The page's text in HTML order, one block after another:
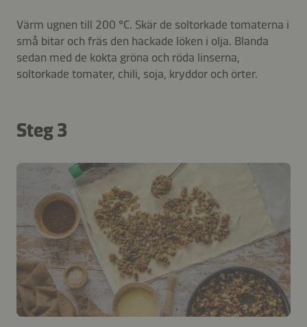
Värm ugnen till 200 °C. Skär de soltorkade tomaterna i
små bitar och fräs den hackade löken i olja. Blanda
sedan med de kokta gröna och röda linserna,
soltorkade tomater, chili, soja, kryddor och örter.
Steg 3